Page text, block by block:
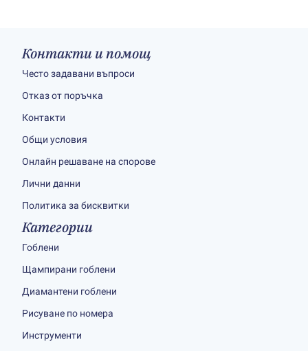
Контакти и помощ
Често задавани въпроси
Отказ от поръчка
Контакти
Общи условия
Онлайн решаване на спорове
Лични данни
Политика за бисквитки
Категории
Гоблени
Щампирани гоблени
Диамантени гоблени
Рисуване по номера
Инструменти